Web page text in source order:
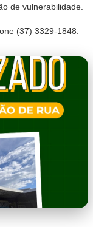
de vulnerabilidade.
(37) 3329-1848.